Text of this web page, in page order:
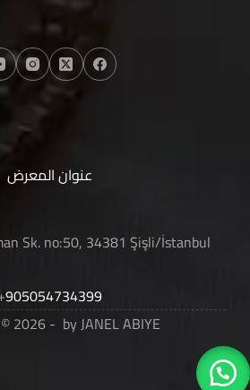
عنوان المعرض
Sk. no:50, 34381 Şişli/İstanbul
905054734399
2026 - by JANEL ABIYE